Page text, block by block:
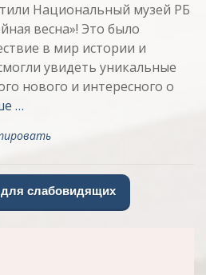
Национальный музей РБ
весна»! Это было
в мир истории и
увидеть уникальные
нового и интересного о
…
слабовидящих